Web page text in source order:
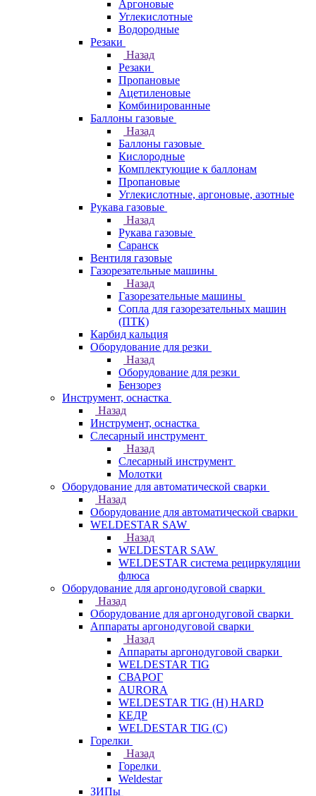
Аргоновые
Углекислотные
Водородные
Резаки
Назад
Резаки
Пропановые
Ацетиленовые
Комбинированные
Баллоны газовые
Назад
Баллоны газовые
Кислородные
Комплектующие к баллонам
Пропановые
Углекислотные, аргоновые, азотные
Рукава газовые
Назад
Рукава газовые
Саранск
Вентиля газовые
Газорезательные машины
Назад
Газорезательные машины
Сопла для газорезательных машин
(ПТК)
Карбид кальция
Оборудование для резки
Назад
Оборудование для резки
Бензорез
Инструмент, оснастка
Назад
Инструмент, оснастка
Слесарный инструмент
Назад
Слесарный инструмент
Молотки
Оборудование для автоматической сварки
Назад
Оборудование для автоматической сварки
WELDESTAR SAW
Назад
WELDESTAR SAW
WELDESTAR система рециркуляции
флюса
Оборудование для аргонодуговой сварки
Назад
Оборудование для аргонодуговой сварки
Аппараты аргонодуговой сварки
Назад
Аппараты аргонодуговой сварки
WELDESTAR TIG
СВАРОГ
AURORA
WELDESTAR TIG (H) HARD
КЕДР
WELDESTAR TIG (С)
Горелки
Назад
Горелки
Weldestar
ЗИПы